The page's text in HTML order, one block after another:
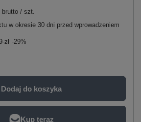
brutto / szt.
w okresie 30 dni przed wprowadzeniem
zł -29%
Dodaj do koszyka